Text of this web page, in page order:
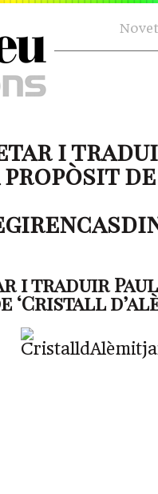
i
propòsit
i traduir Paul
‘Cristall